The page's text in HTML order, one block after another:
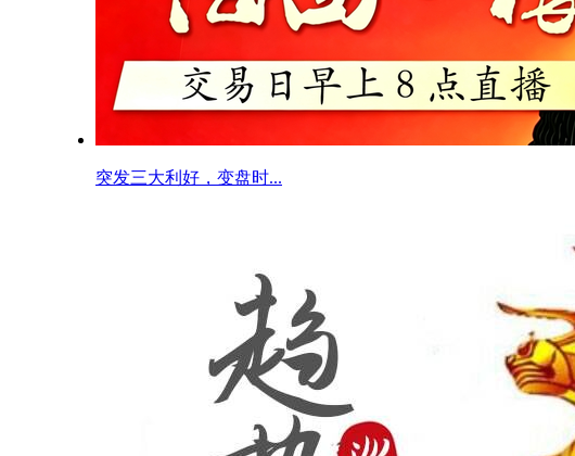
突发三大利好，变盘时...